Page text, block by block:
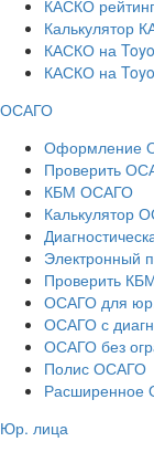
КАСКО
Калькулятор
КАСКО на
КАСКО на
ОСАГО
Оформление
Проверить
КБМ ОСАГО
Калькулятор
Электронный
Проверить
ОСАГО для
ОСАГО с
ОСАГО без
Полис ОСАГО
Юр. лица